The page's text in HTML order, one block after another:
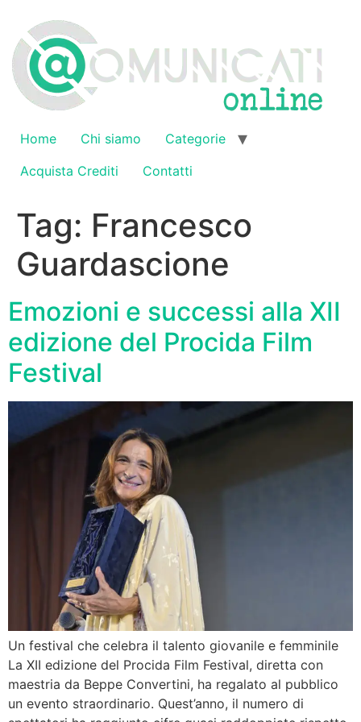
contenuto
Home Chi siamo
Categorie
Acquista Crediti
Contatti
Tag: Francesco
Guardascione
Emozioni e successi alla XII
edizione del Procida Film
Festival
Un festival che celebra il talento giovanile e femminile
La XII edizione del Procida Film Festival, diretta con
maestria da Beppe Convertini, ha regalato al pubblico
un evento straordinario. Quest’anno, il numero di